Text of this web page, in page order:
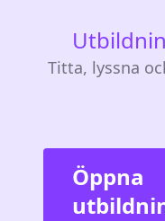
Titta, lyssna
Öppna